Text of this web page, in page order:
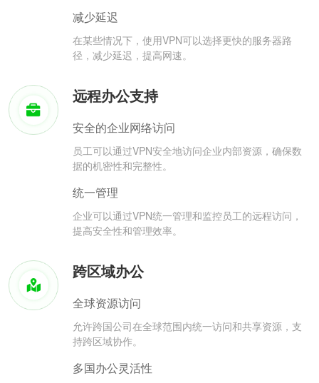
减少延迟
在某些情况下，使用VPN可以选择更快的服务器路
径，减少延迟，提高网速。
远程办公支持
安全的企业网络访问
员工可以通过VPN安全地访问企业内部资源，确保数
据的机密性和完整性。
统一管理
企业可以通过VPN统一管理和监控员工的远程访问，
提高安全性和管理效率。
跨区域办公
全球资源访问
允许跨国公司在全球范围内统一访问和共享资源，支
持跨区域协作。
多国办公灵活性